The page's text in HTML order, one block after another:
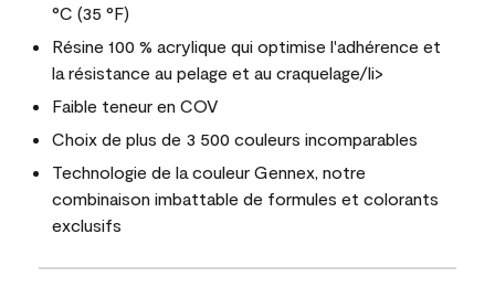
°C (35 °F)
Résine 100 % acrylique qui optimise l'adhérence et
la résistance au pelage et au craquelage/li>
Faible teneur en COV
Choix de plus de 3 500 couleurs incomparables
Technologie de la couleur Gennex, notre
combinaison imbattable de formules et colorants
exclusifs